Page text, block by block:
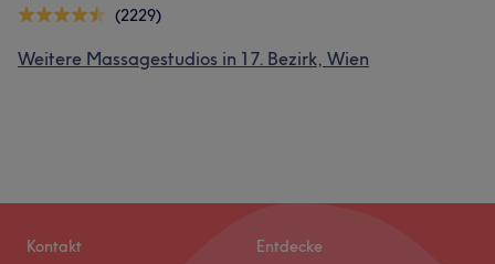
(2229)
Weitere Massagestudios in 17. Bezirk, Wien
Kontakt Entdecke